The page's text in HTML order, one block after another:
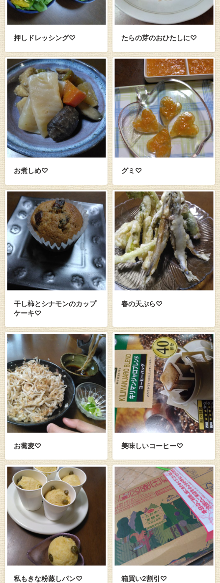
押しドレッシング♡ たらの芽のおひたしに♡
お煮しめ♡ グミ♡
干し柿とシナモンのカップ
ケーキ♡
春の天ぷら♡
お蕎麦♡ 美味しいコーヒー♡
私もきな粉蒸しパン♡ 箱買い2割引♡